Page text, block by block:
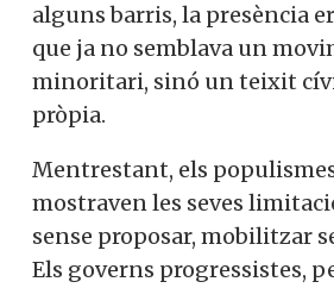
alguns barris, la presència
que ja no semblava un
minoritari, sinó un teixit
pròpia.
Mentrestant, els
mostraven les seves
sense proposar, mobilitzar
Els governs progressistes,